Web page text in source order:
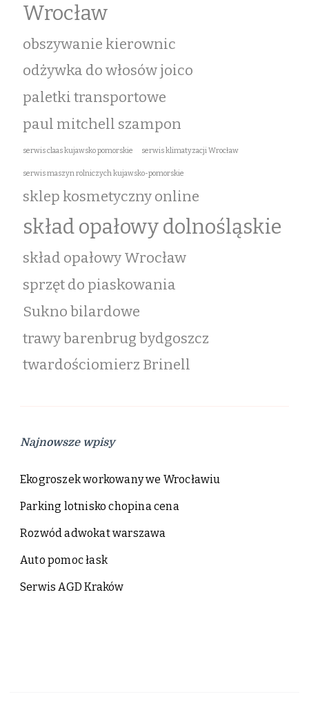
Wrocław
obszywanie kierownic
odżywka do włosów joico
paletki transportowe
paul mitchell szampon
serwis claas kujawsko pomorskie serwis klimatyzacji Wrocław
serwis maszyn rolniczych kujawsko-pomorskie
sklep kosmetyczny online
skład opałowy dolnośląskie
skład opałowy Wrocław
sprzęt do piaskowania
Sukno bilardowe
trawy barenbrug bydgoszcz
twardościomierz Brinell
Najnowsze wpisy
Ekogroszek workowany we Wrocławiu
Parking lotnisko chopina cena
Rozwód adwokat warszawa
Auto pomoc łask
Serwis AGD Kraków